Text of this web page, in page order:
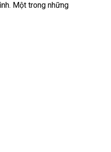
Một trong những